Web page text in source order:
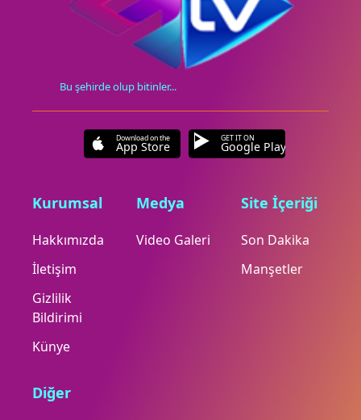
Bu şehirde olup bitinler...
Download on the
App Store
GET IT ON
Google Play
Kurumsal
Hakkımızda
İletişim
Gizlilik
Bildirimi
Künye
Medya
Video Galeri
Site İçeriği
Son Dakika
Manşetler
Diğer